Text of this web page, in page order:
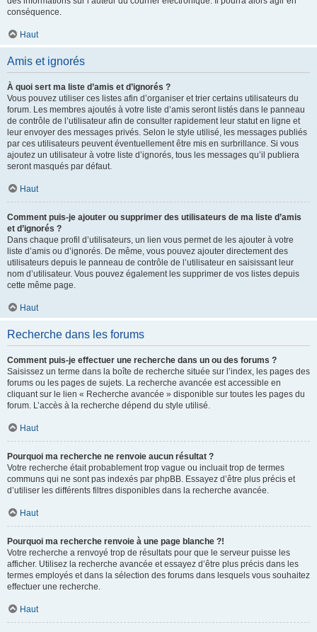
conséquence.
Haut
Amis et ignorés
À quoi sert ma liste d’amis et d’ignorés ?
Vous pouvez utiliser ces listes afin d’organiser et trier certains utilisateurs du
forum. Les membres ajoutés à votre liste d’amis seront listés dans le panneau
de contrôle de l’utilisateur afin de consulter rapidement leur statut en ligne et
leur envoyer des messages privés. Selon le style utilisé, les messages publiés
par ces utilisateurs peuvent éventuellement être mis en surbrillance. Si vous
ajoutez un utilisateur à votre liste d’ignorés, tous les messages qu’il publiera
seront masqués par défaut.
Haut
Comment puis-je ajouter ou supprimer des utilisateurs de ma liste d’amis
et d’ignorés ?
Dans chaque profil d’utilisateurs, un lien vous permet de les ajouter à votre
liste d’amis ou d’ignorés. De même, vous pouvez ajouter directement des
utilisateurs depuis le panneau de contrôle de l’utilisateur en saisissant leur
nom d’utilisateur. Vous pouvez également les supprimer de vos listes depuis
cette même page.
Haut
Recherche dans les forums
Comment puis-je effectuer une recherche dans un ou des forums ?
Saisissez un terme dans la boîte de recherche située sur l’index, les pages des
forums ou les pages de sujets. La recherche avancée est accessible en
cliquant sur le lien « Recherche avancée » disponible sur toutes les pages du
forum. L’accès à la recherche dépend du style utilisé.
Haut
Pourquoi ma recherche ne renvoie aucun résultat ?
Votre recherche était probablement trop vague ou incluait trop de termes
communs qui ne sont pas indexés par phpBB. Essayez d’être plus précis et
d’utiliser les différents filtres disponibles dans la recherche avancée.
Haut
Pourquoi ma recherche renvoie à une page blanche ?!
Votre recherche a renvoyé trop de résultats pour que le serveur puisse les
afficher. Utilisez la recherche avancée et essayez d’être plus précis dans les
termes employés et dans la sélection des forums dans lesquels vous souhaitez
effectuer une recherche.
Haut